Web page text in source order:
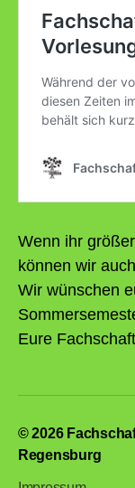
Wenn ihr
können wir
Wir wünschen
Eure Fachschaft
© 2026
Regensburg